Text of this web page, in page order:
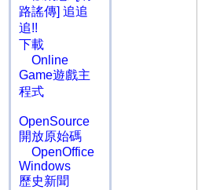
路謠傳] 追追
追!!
下載
Online
Game遊戲主
程式
OpenSource
開放原始碼
OpenOffice
Windows
歷史新聞